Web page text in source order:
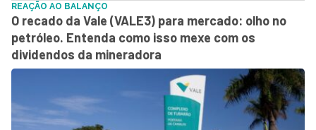
REAÇÃO AO BALANÇO
O recado da Vale (VALE3) para mercado: olho no
petróleo. Entenda como isso mexe com os
dividendos da mineradora